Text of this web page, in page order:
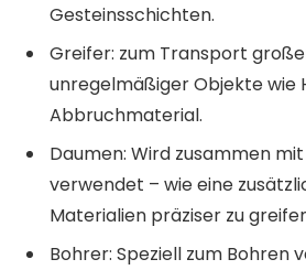
Gesteinsschichten.
Greifer: zum Transport
unregelmäßiger Objekte wie
Abbruchmaterial.
Daumen: Wird zusammen
verwendet – wie eine
Materialien präziser zu
Bohrer: Speziell zum Bohren